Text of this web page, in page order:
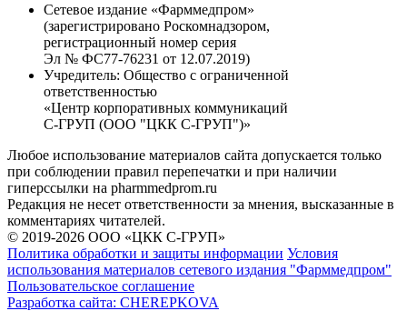
Сетевое издание «Фарммедпром»
(зарегистрировано Роскомнадзором,
регистрационный номер серия
Эл № ФС77-76231 от 12.07.2019)
Учредитель: Общество с ограниченной
ответственностью
«Центр корпоративных коммуникаций
С-ГРУП (ООО "ЦКК С-ГРУП")»
Любое использование материалов сайта допускается только
при соблюдении правил перепечатки и при наличии
гиперссылки на pharmmedprom.ru
Редакция не несет ответственности за мнения, высказанные в
комментариях читателей.
© 2019-2026 ООО «ЦКК С-ГРУП»
Политика обработки и защиты информации Условия
использования материалов сетевого издания "Фарммедпром"
Пользовательское соглашение
Разработка сайта: CHEREPKOVA